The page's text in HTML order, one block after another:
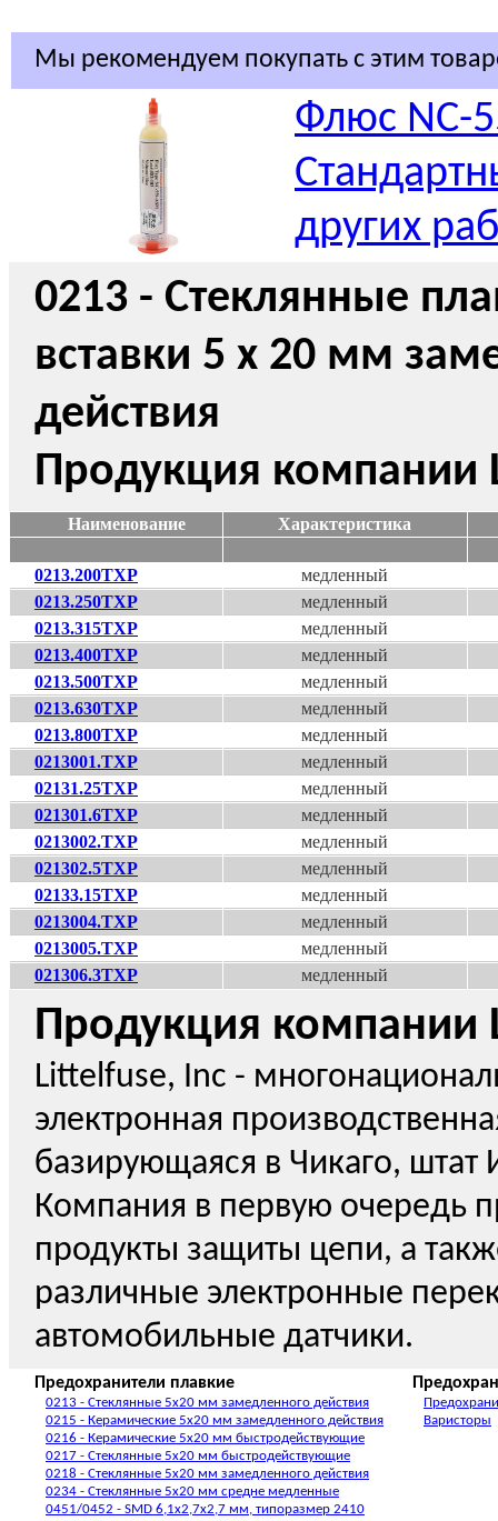
Мы рекомендуем покупать с этим
Флюс NC-
других
0213 - Стеклянные
вставки 5 x 20 мм
действия
Продукция компании
Наименование Характеристика
0213.200TXP
медленный
0213.250TXP
медленный
0213.315TXP
медленный
0213.400TXP
медленный
0213.500TXP
медленный
0213.630TXP
медленный
0213.800TXP
медленный
0213001.TXP
медленный
02131.25TXP
медленный
021301.6TXP
медленный
0213002.TXP
медленный
021302.5TXP
медленный
02133.15TXP
медленный
0213004.TXP
медленный
0213005.TXP
медленный
021306.3TXP
медленный
Продукция компании
Littelfuse, Inc -
электронная
базирующаяся в Чикаго, штат
Компания в первую очередь
продукты защиты цепи, а
различные электронные
автомобильные датчики.
Предохранители плавкие
0213 - Стеклянные 5x20 мм замедленного действия
0215 - Керамические 5x20 мм замедленного действия
0216 - Керамические 5x20 мм быстродействующие
0217 - Стеклянные 5x20 мм быстродействующие
0218 - Стеклянные 5x20 мм замедленного действия
0234 - Стеклянные 5x20 мм средне медленные
0451/0452 - SMD 6,1x2,7x2,7 мм, типоразмер 2410
Варисторы